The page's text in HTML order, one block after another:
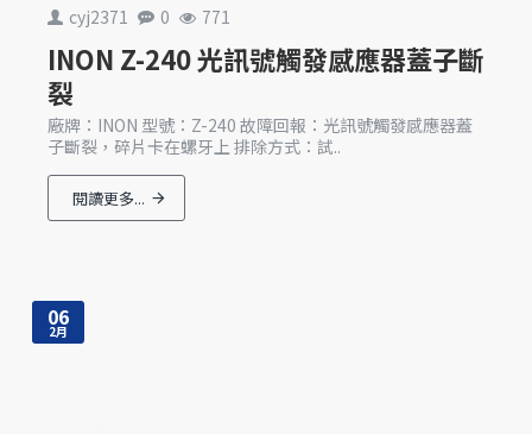
cyj2371 0 771
INON Z-240 光訊號觸發感應器蓋子斷
裂
廠牌：INON 型號：Z-240 故障回報：光訊號觸發感應器蓋
子斷裂，碎片卡在螺牙上 排除方式：試..
閱讀更多...
06
2月